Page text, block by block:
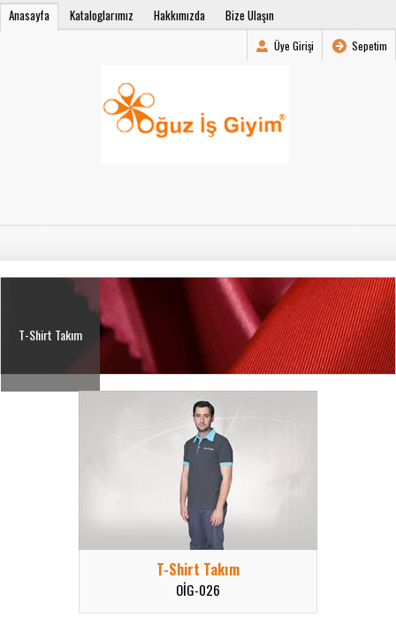
Anasayfa Kataloglarımız Hakkımızda Bize Ulaşın
Üye Girişi Sepetim
T-Shirt Takım
T-Shirt Takım
OİG-026